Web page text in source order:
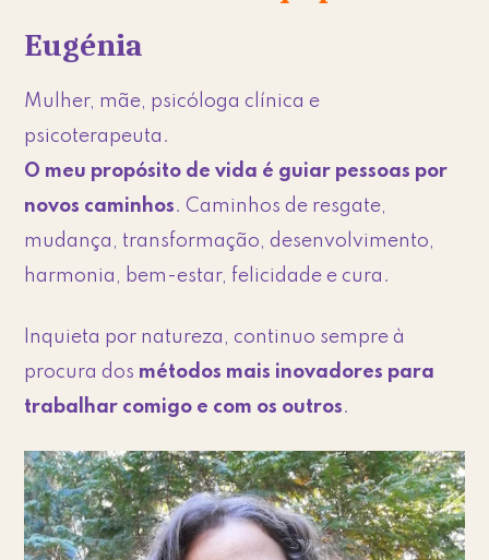
c
a
e
i
a
c
i
a
d
e
Eugénia
Mulher, mãe, psicóloga clínica e
psicoterapeuta.
O meu propósito de vida é guiar pessoas por
novos caminhos. Caminhos de resgate,
mudança, transformação, desenvolvimento,
harmonia, bem-estar, felicidade e cura.
Inquieta por natureza, continuo sempre à
procura dos métodos mais inovadores para
trabalhar comigo e com os outros.